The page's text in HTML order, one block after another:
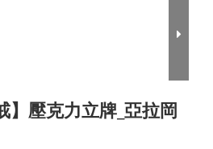
】壓克力立牌_亞拉岡